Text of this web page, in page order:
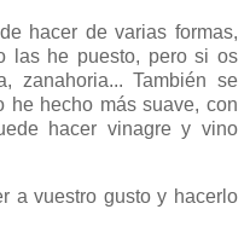
hacer de varias formas,
las he puesto, pero si os
zanahoria... También se
he hecho más suave, con
hacer vinagre y vino
a vuestro gusto y hacerlo